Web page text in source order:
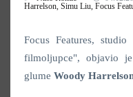
Harrelson, Simu Liu, Focus
Focus Features,
filmoljupce", objavio
glume Woody